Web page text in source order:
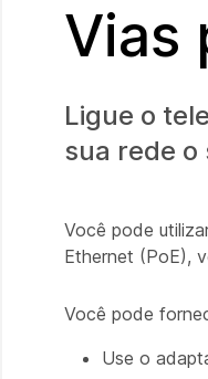
Vias
Ligue o
sua rede
Você pode
Ethernet (PoE),
Você pode
Use o